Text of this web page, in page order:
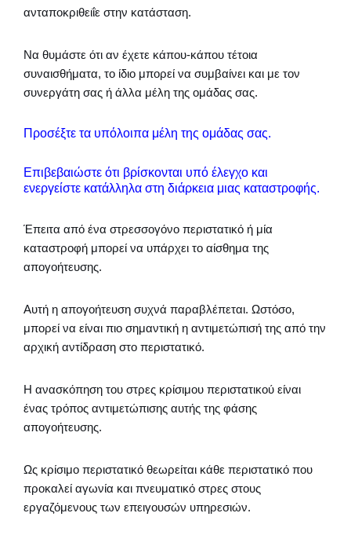
ανταποκριθειΐε στην κατάσταση.
Να θυμάστε ότι αν έχετε κάπου-κάπου τέτοια
συναισθήματα, το ίδιο μπορεί να συμβαίνει και με τον
συνεργάτη σας ή άλλα μέλη της ομάδας σας.
Προσέξτε τα υπόλοιπα μέλη της ομάδας σας.
Επιβεβαιώστε ότι βρίσκονται υπό έλεγχο και
ενεργείστε κατάλληλα στη διάρκεια μιας καταστροφής.
Έπειτα από ένα στρεσσογόνο περιστατικό ή μία
καταστροφή μπορεί να υπάρχει το αίσθημα της
απογοήτευσης.
Αυτή η απογοήτευση συχνά παραβλέπεται. Ωστόσο,
μπορεί να είναι πιο σημαντική η αντιμετώπισή της από την
αρχική αντίδραση στο περιστατικό.
Η ανασκόπηση του στρες κρίσιμου περιστατικού είναι
ένας τρόπος αντιμετώπισης αυτής της φάσης
απογοήτευσης.
Ως κρίσιμο περιστατικό θεωρείται κάθε περιστατικό που
προκαλεί αγωνία και πνευματικό στρες στους
εργαζόμενους των επειγουσών υπηρεσιών.